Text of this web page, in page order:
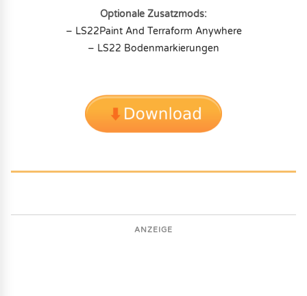
Optionale Zusatzmods:
– LS22Paint And Terraform Anywhere
– LS22 Bodenmarkierungen
ANZEIGE